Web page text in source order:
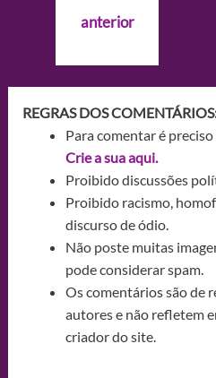
Postanterior
REGRAS DOS
Para comentar é
Crie a sua aqui.
Proibido discussões
Proibido racismo,
discurso de ódio.
Não poste muitas
pode considerar spam.
Os comentários são de
autores e não refletem
criador do site.